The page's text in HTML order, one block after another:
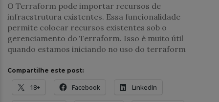
O Terraform pode importar recursos de
infraestrutura existentes. Essa funcionalidade
permite colocar recursos existentes sob o
gerenciamento do Terraform. Isso é muito útil
quando estamos iniciando no uso do terraform
Compartilhe este post:
18+ Facebook LinkedIn